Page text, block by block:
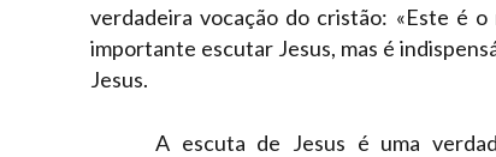
verdadeira vocação do cristão: «Este é
importante escutar Jesus, mas é
Jesus.
A escuta de Jesus é uma